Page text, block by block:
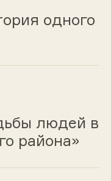
одного
людей в
района»